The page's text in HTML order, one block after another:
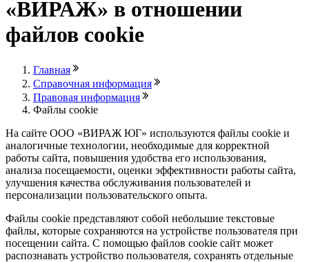
«ВИРАЖ» в отношении
файлов cookie
Главная
Справочная информация
Правовая информация
Файлы cookie
На сайте ООО «ВИРАЖ ЮГ» используются файлы cookie и
аналогичные технологии, необходимые для корректной
работы сайта, повышения удобства его использования,
анализа посещаемости, оценки эффективности работы сайта,
улучшения качества обслуживания пользователей и
персонализации пользовательского опыта.
Файлы cookie представляют собой небольшие текстовые
файлы, которые сохраняются на устройстве пользователя при
посещении сайта. С помощью файлов cookie сайт может
распознавать устройство пользователя, сохранять отдельные